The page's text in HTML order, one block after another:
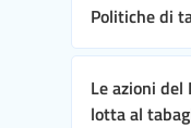
Politiche di
Le azioni
lotta al